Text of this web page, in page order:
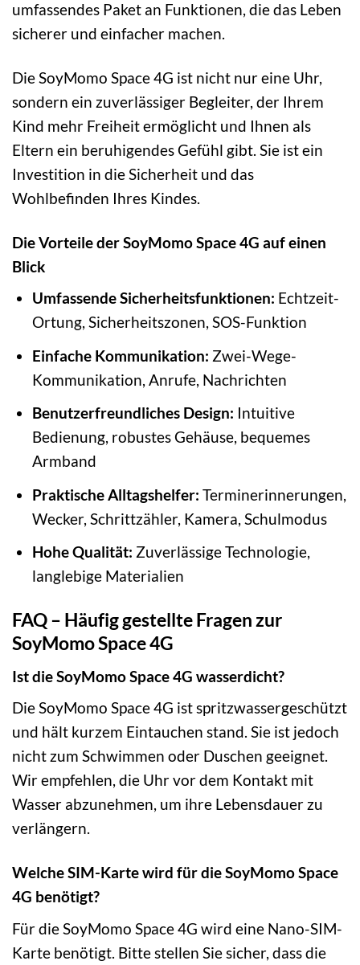
umfassendes Paket an Funktionen, die das Leben
sicherer und einfacher machen.
Die SoyMomo Space 4G ist nicht nur eine Uhr,
sondern ein zuverlässiger Begleiter, der Ihrem
Kind mehr Freiheit ermöglicht und Ihnen als
Eltern ein beruhigendes Gefühl gibt. Sie ist ein
Investition in die Sicherheit und das
Wohlbefinden Ihres Kindes.
Die Vorteile der SoyMomo Space 4G auf einen
Blick
Umfassende Sicherheitsfunktionen: Echtzeit-
Ortung, Sicherheitszonen, SOS-Funktion
Einfache Kommunikation: Zwei-Wege-
Kommunikation, Anrufe, Nachrichten
Benutzerfreundliches Design: Intuitive
Bedienung, robustes Gehäuse, bequemes
Armband
Praktische Alltagshelfer: Terminerinnerungen,
Wecker, Schrittzähler, Kamera, Schulmodus
Hohe Qualität: Zuverlässige Technologie,
langlebige Materialien
FAQ – Häufig gestellte Fragen zur
SoyMomo Space 4G
Ist die SoyMomo Space 4G wasserdicht?
Die SoyMomo Space 4G ist spritzwassergeschützt
und hält kurzem Eintauchen stand. Sie ist jedoch
nicht zum Schwimmen oder Duschen geeignet.
Wir empfehlen, die Uhr vor dem Kontakt mit
Wasser abzunehmen, um ihre Lebensdauer zu
verlängern.
Welche SIM-Karte wird für die SoyMomo Space
4G benötigt?
Für die SoyMomo Space 4G wird eine Nano-SIM-
Karte benötigt. Bitte stellen Sie sicher, dass die